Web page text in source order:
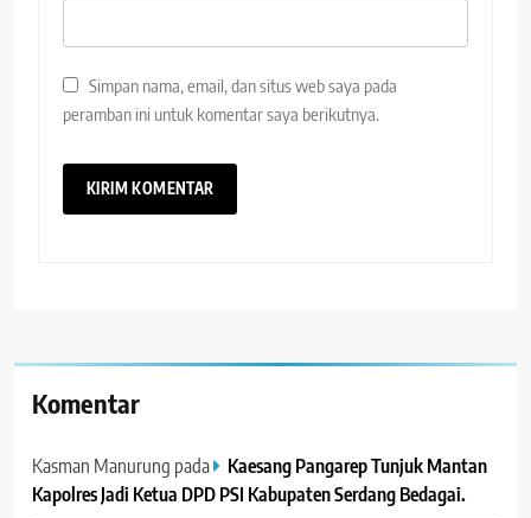
Simpan nama, email, dan situs web saya pada
peramban ini untuk komentar saya berikutnya.
Komentar
Kasman Manurung pada
Kaesang Pangarep Tunjuk Mantan
Kapolres Jadi Ketua DPD PSI Kabupaten Serdang Bedagai. ‎ ‎